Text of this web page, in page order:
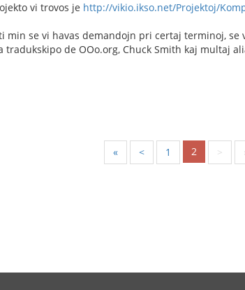
vi trovos je http://vikio.ikso.net/Projektoj/
min se vi havas demandojn pri certaj terminoj,
tradukskipo de OOo.org, Chuck Smith kaj multaj
« < 1 2 >